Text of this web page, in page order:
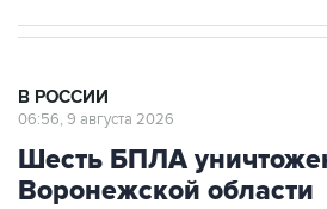
В РОССИИ
06:56, 9 августа 2026
Шесть БПЛА
Воронежской области